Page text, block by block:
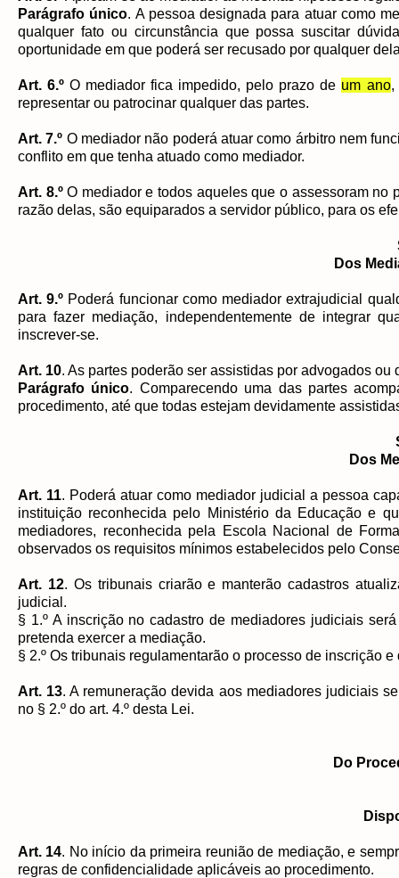
Parágrafo único. A pessoa designada para atuar como
qualquer fato ou circunstância que possa suscitar
oportunidade em que poderá ser recusado por qualquer
Art. 6.º O mediador fica impedido, pelo prazo de um ano,
representar ou patrocinar qualquer das partes.
Art. 7.º O mediador não poderá atuar como árbitro nem
conflito em que tenha atuado como mediador.
Art. 8.ºO mediador e todos aqueles que o assessoram no
razão delas, são equiparados a servidor público, para os
Dos
Art. 9.º Poderá funcionar como mediador extrajudicial
para fazer mediação, independentemente de integrar
inscrever-se.
Art. 10. As partes poderão ser assistidas por advogados ou
Parágrafo único. Comparecendo uma das partes
procedimento, até que todas estejam devidamente
Dos
Art. 11. Poderá atuar como mediador judicial a pessoa
instituição reconhecida pelo Ministério da Educação e
mediadores, reconhecida pela Escola Nacional de
observados os requisitos mínimos estabelecidos pelo
Art. 12. Os tribunais criarão e manterão cadastros
judicial.
§ 1.º A inscrição no cadastro de mediadores judiciais
pretenda exercer a mediação.
§ 2.º Os tribunais regulamentarão o processo de inscrição
Art. 13. A remuneração devida aos mediadores judiciais
no § 2.º do art. 4.º desta Lei.
Do
Art. 14. No início da primeira reunião de mediação, e
regras de confidencialidade aplicáveis ao procedimento.